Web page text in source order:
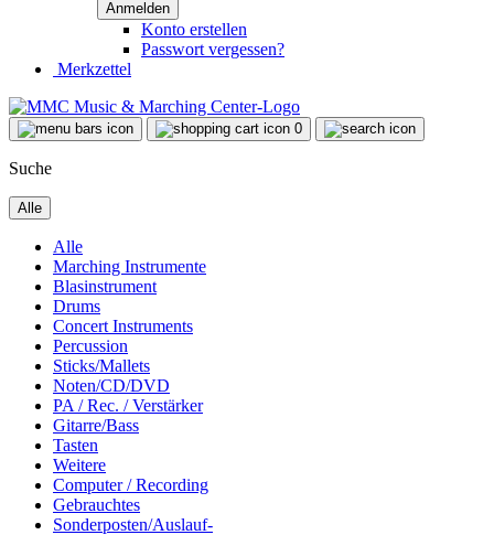
Konto erstellen
Passwort vergessen?
Merkzettel
0
Suche
Alle
Alle
Marching Instrumente
Blasinstrument
Drums
Concert Instruments
Percussion
Sticks/Mallets
Noten/CD/DVD
PA / Rec. / Verstärker
Gitarre/Bass
Tasten
Weitere
Computer / Recording
Gebrauchtes
Sonderposten/Auslauf-